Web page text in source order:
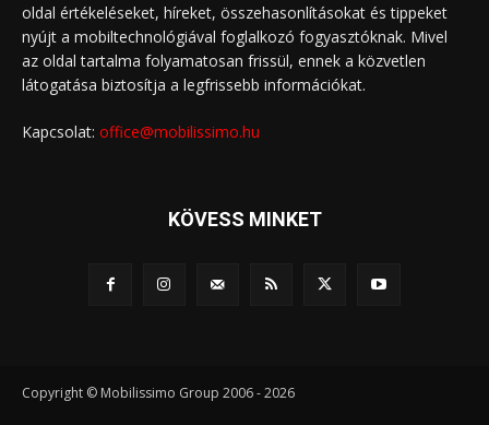
oldal értékeléseket, híreket, összehasonlításokat és tippeket
nyújt a mobiltechnológiával foglalkozó fogyasztóknak. Mivel
az oldal tartalma folyamatosan frissül, ennek a közvetlen
látogatása biztosítja a legfrissebb információkat.
Kapcsolat: office@mobilissimo.hu
KÖVESS MINKET
Copyright © Mobilissimo Group 2006 - 2026